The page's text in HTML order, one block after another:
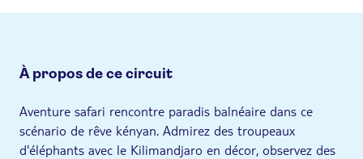
À propos de ce circuit
Aventure safari rencontre paradis balnéaire dans ce
scénario de rêve kényan. Admirez des troupeaux
d'éléphants avec le Kilimandjaro en décor, observez des